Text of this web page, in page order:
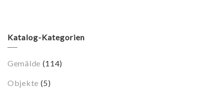
Katalog-Kategorien
Gemälde (114)
Objekte (5)